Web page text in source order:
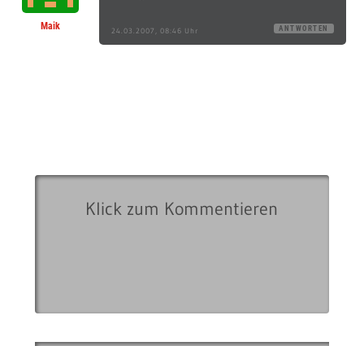
Maik 24.03.2007, 08:46 Uhr ANTWORTEN